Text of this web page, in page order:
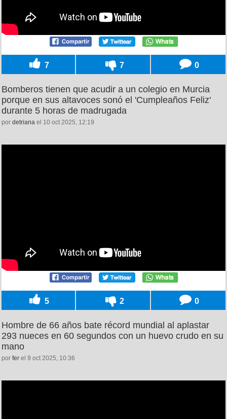
7 7 0
Bomberos tienen que acudir a un colegio en Murcia
porque en sus altavoces sonó el 'Cumpleaños Feliz'
durante 5 horas de madrugada
por detriana el 10 oct 2025, 12:19
5 2 0
Hombre de 66 años bate récord mundial al aplastar
293 nueces en 60 segundos con un huevo crudo en su
mano
por fer el 9 oct 2025, 10:36